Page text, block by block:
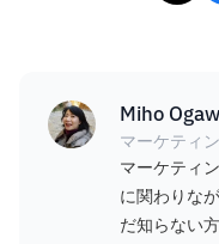
Miho
マーケティ
マーケティ
に関わりな
だ知らない